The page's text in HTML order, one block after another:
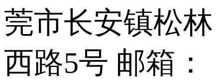
莞市长安镇松林
西路5号 邮箱：